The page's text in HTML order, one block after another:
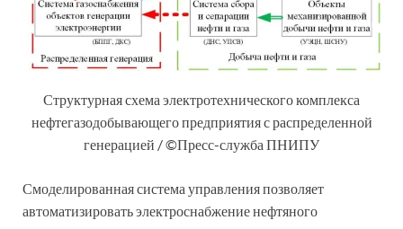
Структурная схема электротехнического комплекса
нефтегазодобывающего предприятия с распределенной
генерацией / ©Пресс-служба ПНИПУ
Смоделированная система управления позволяет
автоматизировать электроснабжение нефтяного